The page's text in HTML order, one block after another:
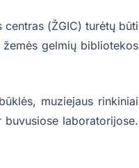
(ŽGIC) turėtų būti
gelmių bibliotekos
muziejaus rinkiniai
laboratorijose.